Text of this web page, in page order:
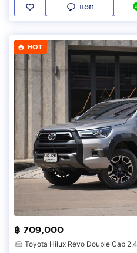
แชท
HOT
฿ 709,000
Toyota Hilux Revo Double Cab